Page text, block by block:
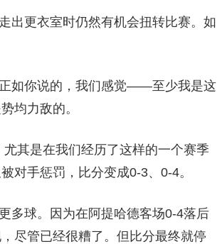
出更衣室时仍然有机会扭转比赛。如
如你说的，我们感觉——至少我是这
均力敌的。
其是在我们经历了这样的一个赛季
对手惩罚，比分变成0-3、0-4。
多球。因为在阿提哈德客场0-4落后
尽管已经很糟了。但比分最终就停